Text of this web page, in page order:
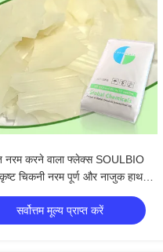
नरम करने वाला फ्लेक्स SOULBIO
चिकनी नरम पूर्ण और नाजुक हाथ
महसूस के साथ
सर्वोत्तम मूल्य प्राप्त करें